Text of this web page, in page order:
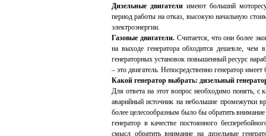
Дизельные двигатели имеют больший
период работы на отказ, высокую начальную
электроэнергии.
Газовые двигатели.Считается, что они более
на выходе генератора обходится дешевле, чем
генераторных установок повышенный ресурс
– это двигатель. Непосредственно генератор
Какой генератор выбрать: дизельный
Для ответа на этот вопрос необходимо понять, с
аварийный источник на небольшие промежутки
более целесообразным было бы обратить внимание
генератор в качестве постоянного
смысл обратить внимание на дизельные